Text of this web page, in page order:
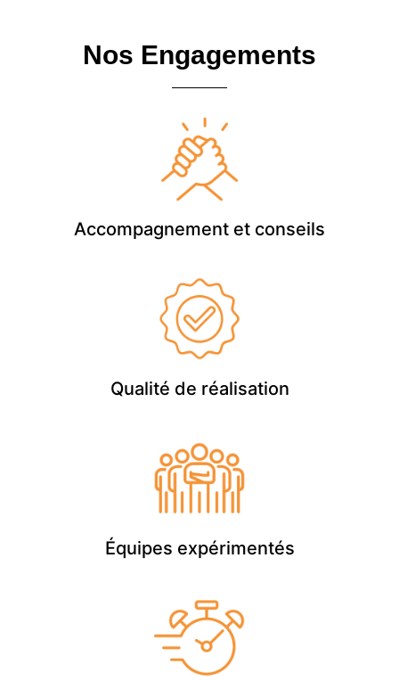
Nos Engagements
Accompagnement et conseils
Qualité de réalisation
Équipes expérimentés